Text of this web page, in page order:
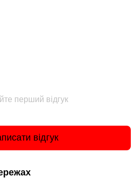
перший відгук
відгук